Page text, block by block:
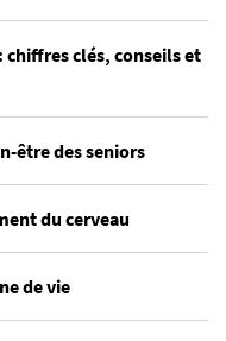
clés, conseils et
être des seniors
du cerveau
de vie